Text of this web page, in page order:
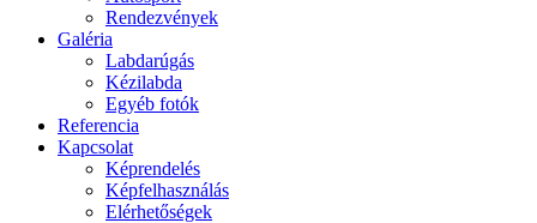
Rendezvények
Galéria
Labdarúgás
Kézilabda
Egyéb fotók
Referencia
Kapcsolat
Képrendelés
Képfelhasználás
Elérhetőségek